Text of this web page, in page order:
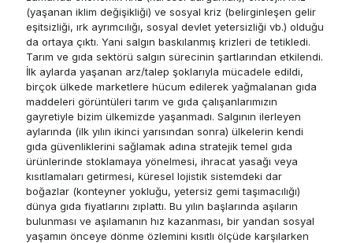
(yaşanan iklim değişikliği) ve sosyal kriz (belirginleşen gelir
eşitsizliği, ırk ayrımcılığı, sosyal devlet yetersizliği vb.) olduğu
da ortaya çıktı. Yani salgın baskılanmış krizleri de tetikledi.
Tarım ve gıda sektörü salgın sürecinin şartlarından etkilendi.
İlk aylarda yaşanan arz/talep şoklarıyla mücadele edildi,
birçok ülkede marketlere hücum edilerek yağmalanan gıda
maddeleri görüntüleri tarım ve gıda çalışanlarımızın
gayretiyle bizim ülkemizde yaşanmadı. Salgının ilerleyen
aylarında (ilk yılın ikinci yarısından sonra) ülkelerin kendi
gıda güvenliklerini sağlamak adına stratejik temel gıda
ürünlerinde stoklamaya yönelmesi, ihracat yasağı veya
kısıtlamaları getirmesi, küresel lojistik sistemdeki dar
boğazlar (konteyner yokluğu, yetersiz gemi taşımacılığı)
dünya gıda fiyatlarını zıplattı. Bu yılın başlarında aşıların
bulunması ve aşılamanın hız kazanması, bir yandan sosyal
yaşamın önceye dönme özlemini kısıtlı ölçüde karşılarken